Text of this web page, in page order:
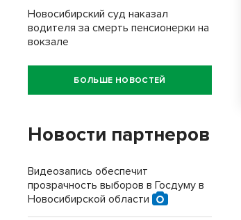
Новосибирский суд наказал
водителя за смерть пенсионерки на
вокзале
БОЛЬШЕ НОВОСТЕЙ
Новости партнеров
Видеозапись обеспечит
прозрачность выборов в Госдуму в
Новосибирской области